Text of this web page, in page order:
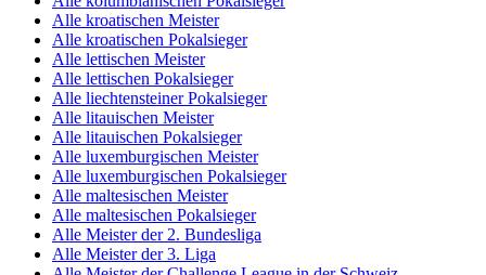
Alle kroatischen Meister
Alle kroatischen Pokalsieger
Alle lettischen Meister
Alle lettischen Pokalsieger
Alle liechtensteiner Pokalsieger
Alle litauischen Meister
Alle litauischen Pokalsieger
Alle luxemburgischen Meister
Alle luxemburgischen Pokalsieger
Alle maltesischen Meister
Alle maltesischen Pokalsieger
Alle Meister der 2. Bundesliga
Alle Meister der 3. Liga